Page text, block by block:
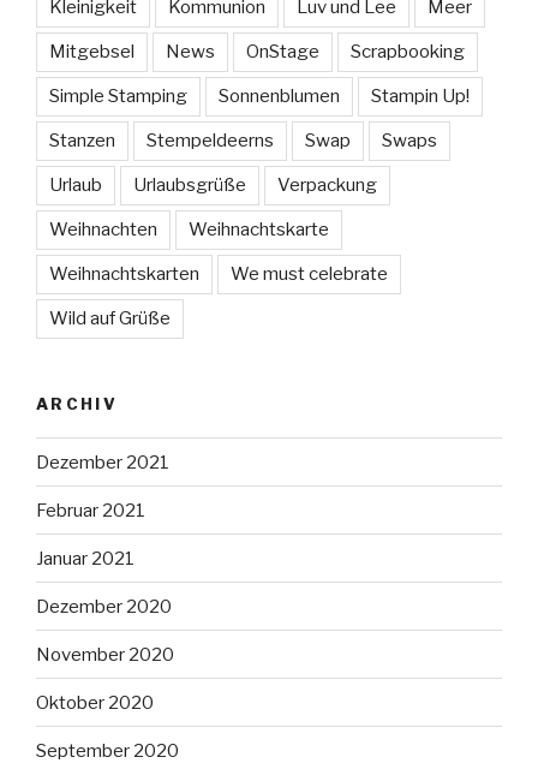
Kleinigkeit Kommunion Luv und Lee Meer
Mitgebsel News OnStage Scrapbooking
Simple Stamping Sonnenblumen Stampin Up!
Stanzen Stempeldeerns Swap Swaps
Urlaub Urlaubsgrüße Verpackung
Weihnachten Weihnachtskarte
Weihnachtskarten We must celebrate
Wild auf Grüße
ARCHIV
Dezember 2021
Februar 2021
Januar 2021
Dezember 2020
November 2020
Oktober 2020
September 2020